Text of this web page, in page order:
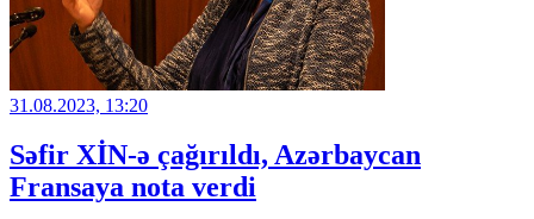
31.08.2023, 13:20
Səfir XİN-ə çağırıldı, Azərbaycan
Fransaya nota verdi